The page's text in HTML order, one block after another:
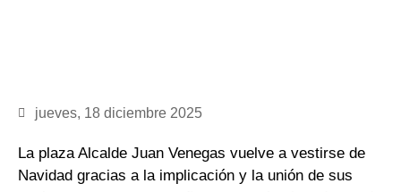
jueves, 18 diciembre 2025
La plaza Alcalde Juan Venegas vuelve a vestirse de
Navidad gracias a la implicación y la unión de sus